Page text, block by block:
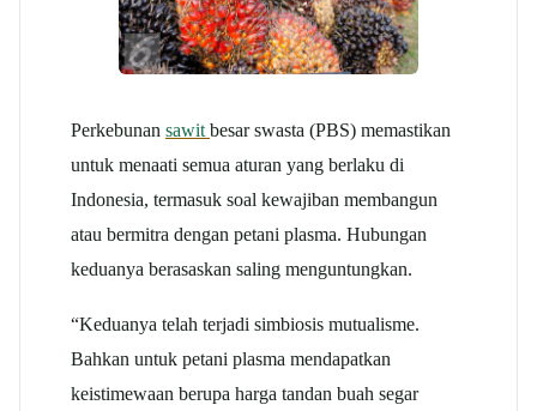
Perkebunan sawit besar swasta (PBS) memastikan
untuk menaati semua aturan yang berlaku di
Indonesia, termasuk soal kewajiban membangun
atau bermitra dengan petani plasma. Hubungan
keduanya berasaskan saling menguntungkan.
“Keduanya telah terjadi simbiosis mutualisme.
Bahkan untuk petani plasma mendapatkan
keistimewaan berupa harga tandan buah segar